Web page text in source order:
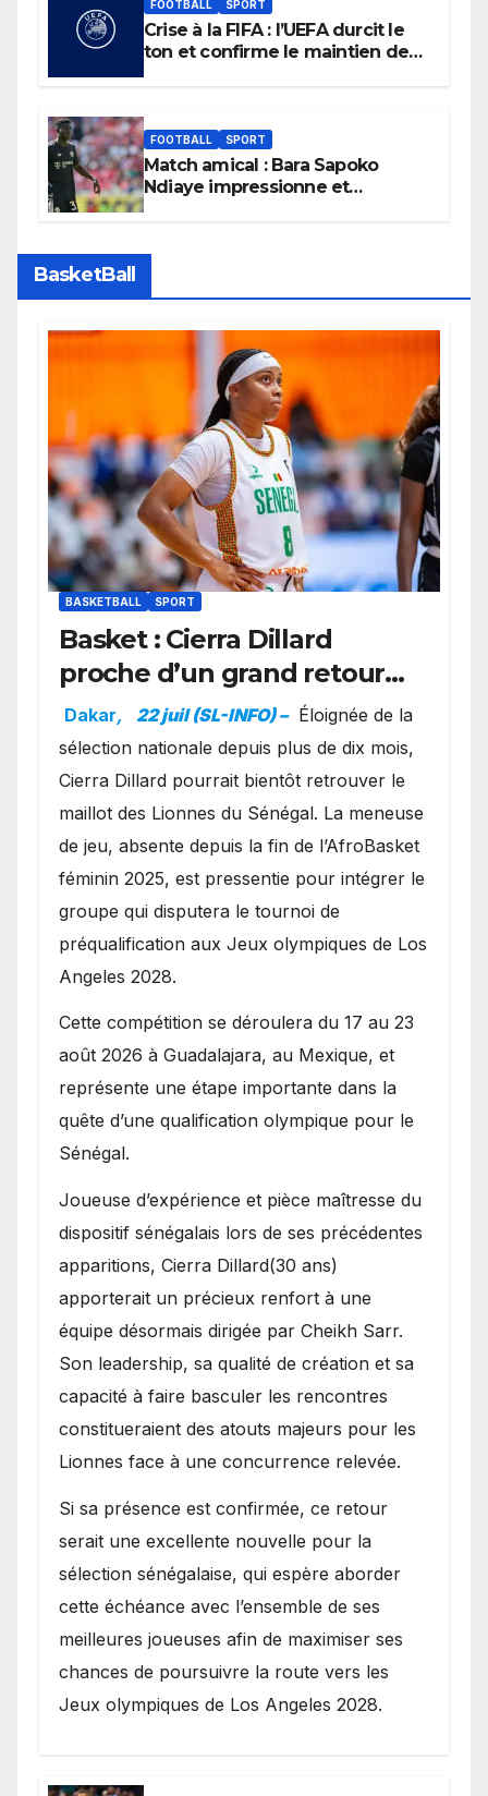
FOOTBALL SPORT
Crise à la FIFA : l’UEFA durcit le
ton et confirme le maintien de
FOOTBALL SPORT
Match amical : Bara Sapoko
Ndiaye impressionne et
BasketBall
BASKETBALL SPORT
Basket : Cierra Dillard
proche d’un grand retour
avec les Lionnes ?
Dakar, 22 juil (SL-INFO) – Éloignée de la
sélection nationale depuis plus de dix mois,
Cierra Dillard pourrait bientôt retrouver le
maillot des Lionnes du Sénégal. La meneuse
de jeu, absente depuis la fin de l’AfroBasket
féminin 2025, est pressentie pour intégrer le
groupe qui disputera le tournoi de
préqualification aux Jeux olympiques de Los
Angeles 2028.
Cette compétition se déroulera du 17 au 23
août 2026 à Guadalajara, au Mexique, et
représente une étape importante dans la
quête d’une qualification olympique pour le
Sénégal.
Joueuse d’expérience et pièce maîtresse du
dispositif sénégalais lors de ses précédentes
apparitions, Cierra Dillard(30 ans)
apporterait un précieux renfort à une
équipe désormais dirigée par Cheikh Sarr.
Son leadership, sa qualité de création et sa
capacité à faire basculer les rencontres
constitueraient des atouts majeurs pour les
Lionnes face à une concurrence relevée.
Si sa présence est confirmée, ce retour
serait une excellente nouvelle pour la
sélection sénégalaise, qui espère aborder
cette échéance avec l’ensemble de ses
meilleures joueuses afin de maximiser ses
chances de poursuivre la route vers les
Jeux olympiques de Los Angeles 2028.